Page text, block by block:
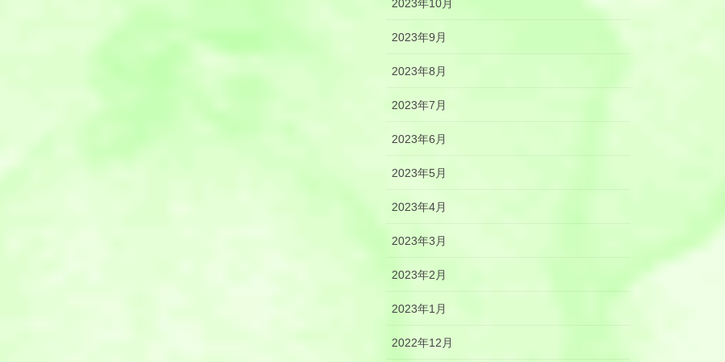
2023年10月
2023年9月
2023年8月
2023年7月
2023年6月
2023年5月
2023年4月
2023年3月
2023年2月
2023年1月
2022年12月